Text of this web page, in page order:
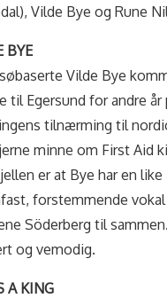
Vilde Bye og Rune
BYE
Vilde Bye
til Egersund for andre år
tilnærming til
minne om First Aid
er at Bye har en like
forstemmende
Söderberg til sammen.
og vemodig.
A KING